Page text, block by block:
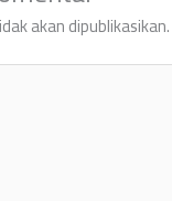
akan dipublikasikan.